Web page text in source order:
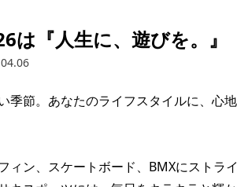
は『人生に、遊びを。』
季節。あなたのライフスタイルに、心
ィン、スケートボード、BMXにストライ